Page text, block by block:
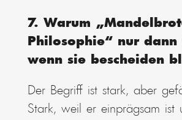
7. Warum
Philosophie“ nur
wenn sie bescheiden
Der Begriff ist stark, aber
Stark, weil er einprägsam ist